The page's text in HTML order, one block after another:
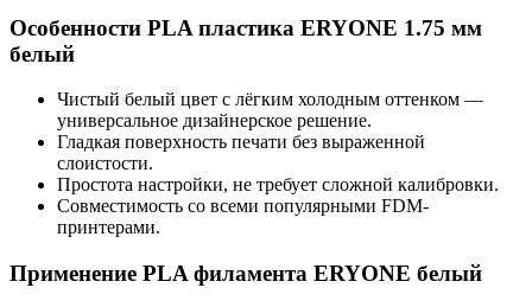
Особенности PLA пластика ERYONE 1.75 мм
белый
Чистый белый цвет с лёгким холодным оттенком —
универсальное дизайнерское решение.
Гладкая поверхность печати без выраженной
слоистости.
Простота настройки, не требует сложной калибровки.
Совместимость со всеми популярными FDM-
принтерами.
Применение PLA филамента ERYONE белый